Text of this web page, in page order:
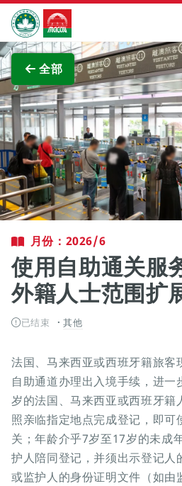
跳至主内容
澳门特别行政区政府旅游局
全部
查
月份：2026/6
使用自助通关服
外籍人士范围扩
已结束 其他
法国、马来西亚或西班牙籍旅客
自助通道办理出入境手续，进一
岁的法国、马来西亚或西班牙籍
照亲临指定地点完成登记，即可
关；年龄介乎7岁至17岁的未成
护人陪同登记，并须出示登记
或监护人的身份证明文件（如由